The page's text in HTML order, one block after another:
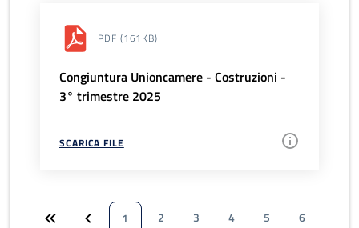
PDF (161KB)
Congiuntura Unioncamere - Costruzioni -
3° trimestre 2025
SCARICA FILE
1 2 3 4 5
6